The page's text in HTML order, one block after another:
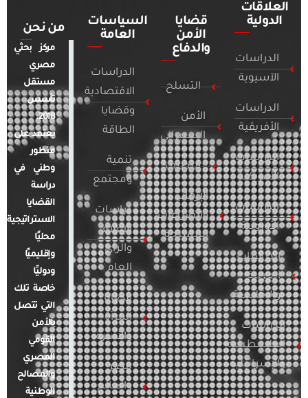
العلاقات
الدولية
الدراسات
الآسيوية
الدراسات
الأفريقية
الدراسات
الأمريكية
الدراسات
الأوروبية
الدراسات
العربية
والإقليمية
الدراسات
الفلسطينية
والإسرائيلية
قضايا
الأمن
والدفاع
التسلح
الأمن
السيبراني
التطرف
الإرهاب
والصراعات
المسلحة
السياسات
العامة
الدراسات
الاقتصادية
وقضايا
الطاقة
تنمية
ومجتمع
دراسات
الإعلام
والرأي
العام
قضايا
المرأة
والأسرة
مصر
والعالم
من نحن
مركز بحثي
مصري
مستقل
تأسس
2018.
يعتمد على
منظور
وطني في
دراسة
القضايا
الاستراتيجية
محليًا
وإقليميًا
ودوليًا
خاصة تلك
التي تتصل
بالأمن
القومي
المصري
والمصالح
الوطنية